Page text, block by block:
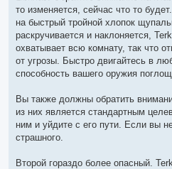
то изменяется, сейчас что то
на быстрый тройной хлопок
раскручивается и наклоняется,
охватывает всю комнату, так что
от угрозы. Быстро двигайтесь в
способность вашего оружия
Вы также должны обратить
из них является стандартным
ним и уйдите с его пути. Если вы
страшного.
Второй гораздо более опасный.